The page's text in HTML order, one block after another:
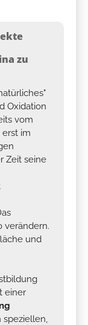
zu
Oxidation
vom
im
Zeit seine
verändern.
und
einer
speziellen,